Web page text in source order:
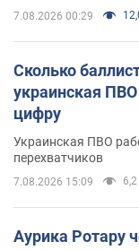
7.08.2026 00:29
Сколько
украинская
цифру
Украинская ПВО
перехватчиков
7.08.2026 15:09 6,2
Аурика Ротару